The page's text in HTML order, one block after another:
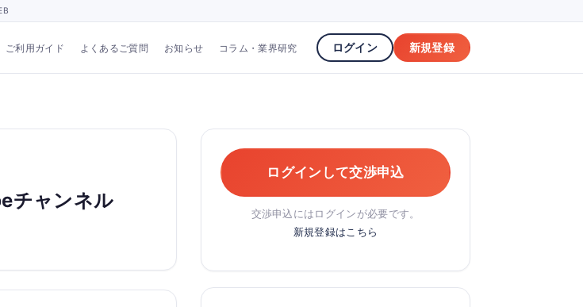
ご利用ガイド よくあるご質問 お知らせ コラム・業界研究 ログイン 新規登録
チャンネル
ログインして交渉申込
交渉申込にはログインが必要です。
新規登録はこちら